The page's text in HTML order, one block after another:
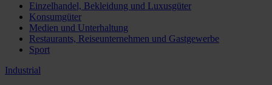
Einzelhandel, Bekleidung und Luxusgüter
Konsumgüter
Medien und Unterhaltung
Restaurants, Reiseunternehmen und Gastgewerbe
Sport
Industrial